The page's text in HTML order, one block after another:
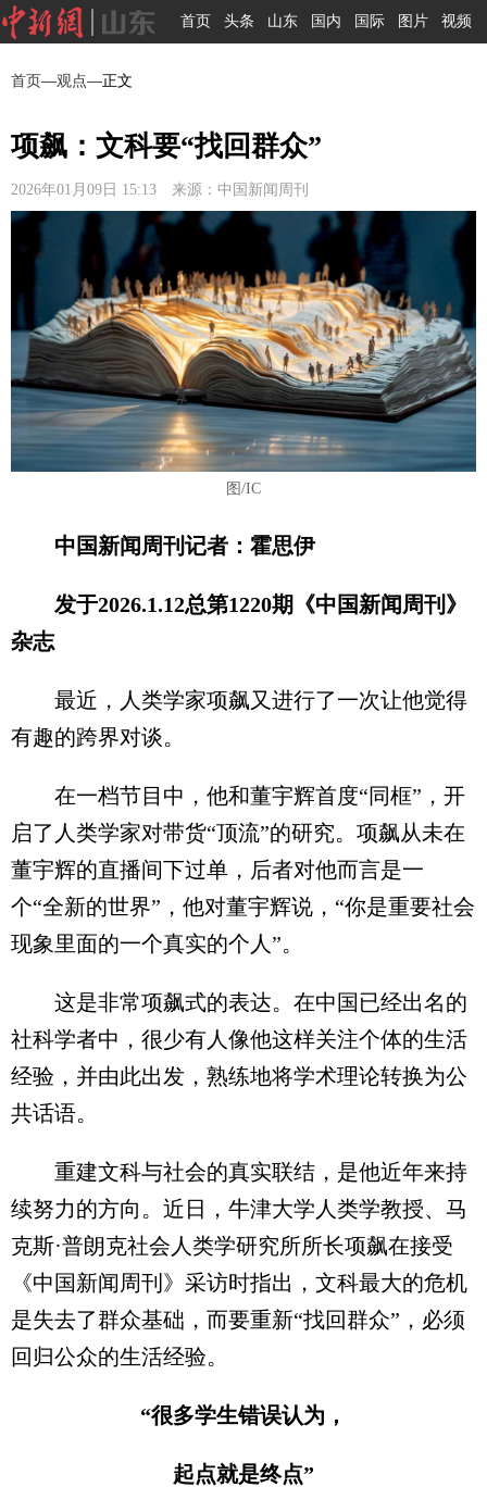
首页 头条 山东 国内 国际 图片 视频
首页—观点—正文
项飙：文科要“找回群众”
2026年01月09日 15:13 来源：中国新闻周刊
图/IC
中国新闻周刊记者：霍思伊
发于2026.1.12总第1220期《中国新闻周刊》
杂志
最近，人类学家项飙又进行了一次让他觉得
有趣的跨界对谈。
在一档节目中，他和董宇辉首度“同框”，开
启了人类学家对带货“顶流”的研究。项飙从未在
董宇辉的直播间下过单，后者对他而言是一
个“全新的世界”，他对董宇辉说，“你是重要社会
现象里面的一个真实的个人”。
这是非常项飙式的表达。在中国已经出名的
社科学者中，很少有人像他这样关注个体的生活
经验，并由此出发，熟练地将学术理论转换为公
共话语。
重建文科与社会的真实联结，是他近年来持
续努力的方向。近日，牛津大学人类学教授、马
克斯·普朗克社会人类学研究所所长项飙在接受
《中国新闻周刊》采访时指出，文科最大的危机
是失去了群众基础，而要重新“找回群众”，必须
回归公众的生活经验。
“很多学生错误认为，
起点就是终点”